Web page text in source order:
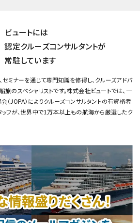
ビュートには
認定クルーズコンサルタントが
常駐しています
セミナーを通じて専門知識を修得し、クルーズアドバ
のスペシャリストです。株式会社ビュートでは、一
JOPA）によりクルーズコンサルタントの有資格者
フが、世界中で1万本以上もの航海から厳選したク